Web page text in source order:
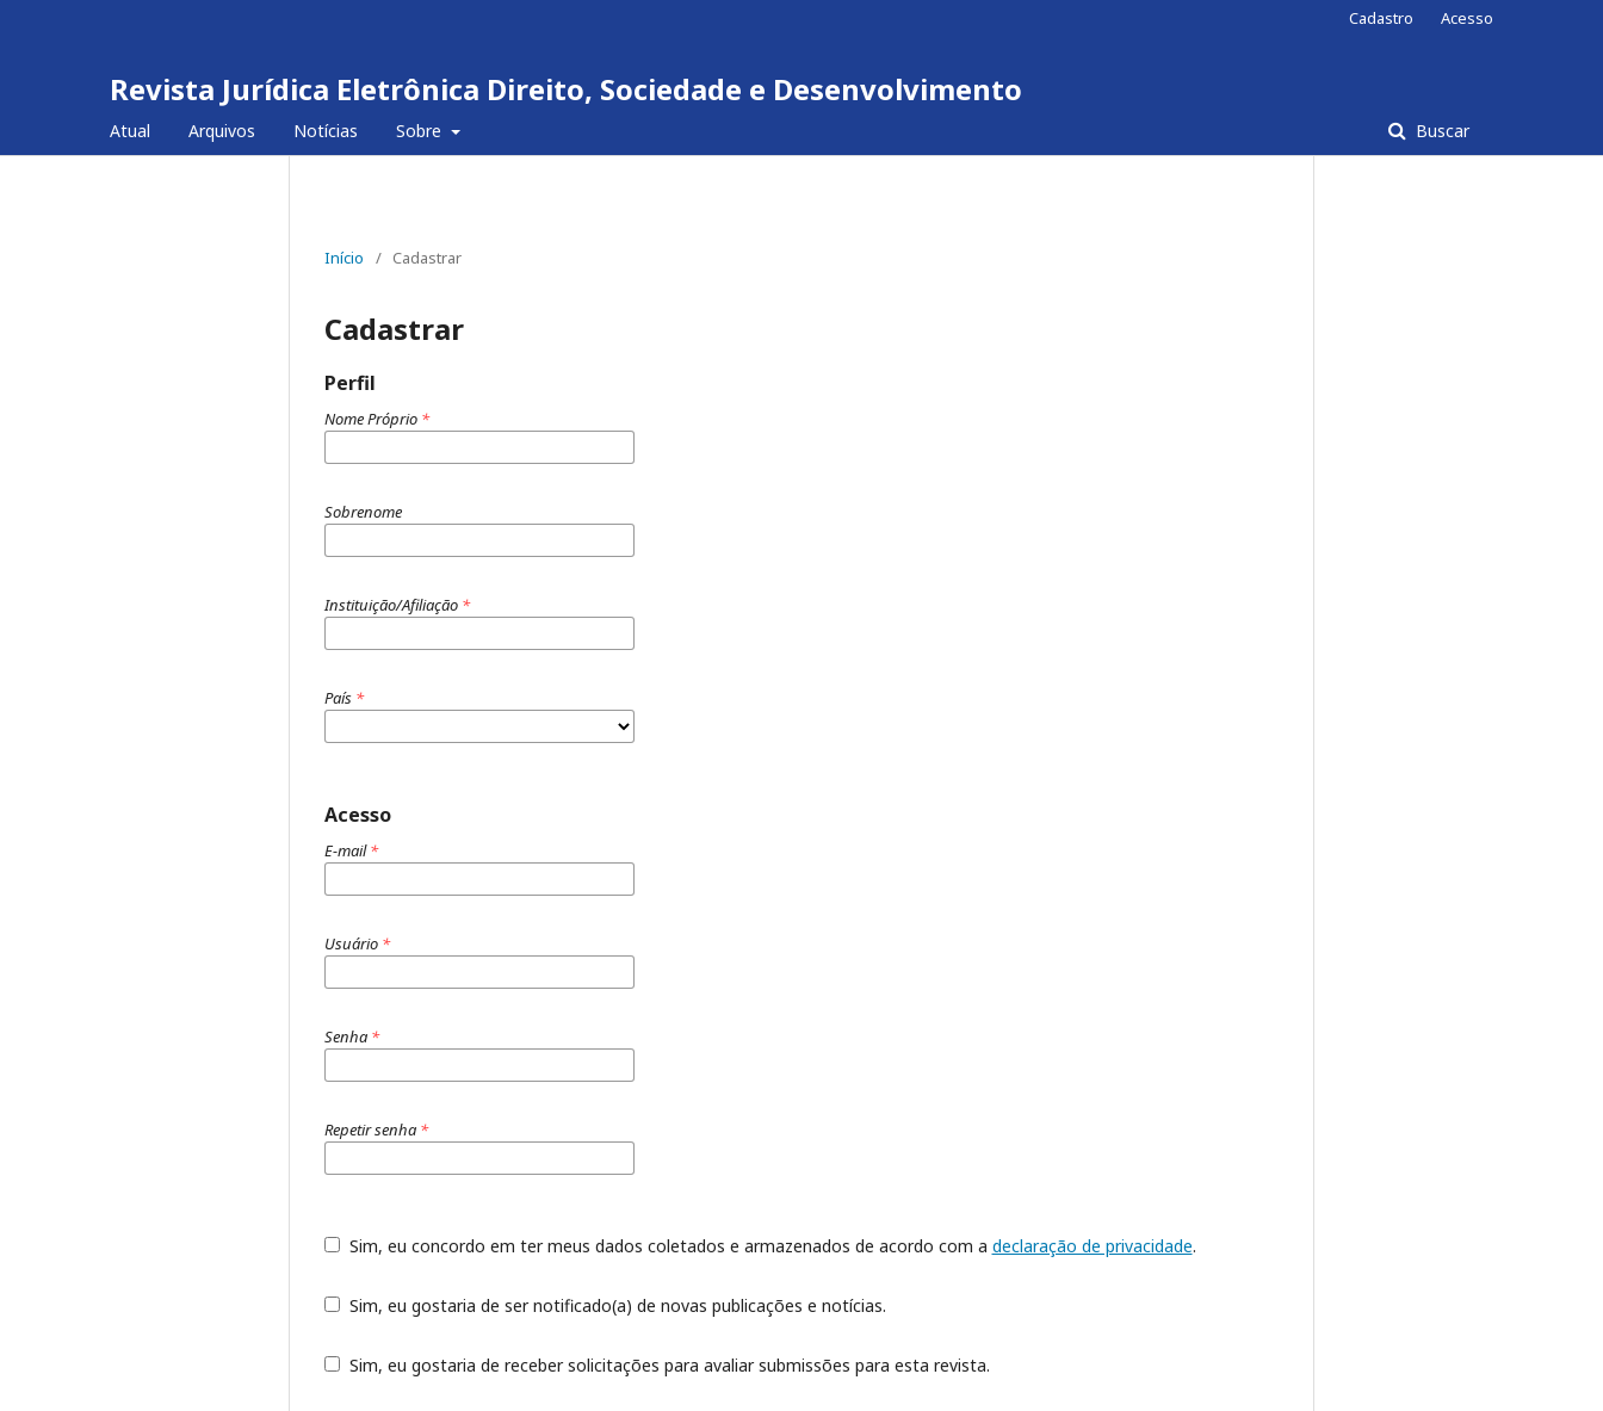
Revista Jurídica Eletrônica Direito, Sociedade e Desenvolvimento
Atual Arquivos Notícias Sobre Buscar
Cadastro Acesso
Início / Cadastrar
Cadastrar
Perfil
Nome Próprio *
Sobrenome
Instituição/Afiliação *
País *
Acesso
E-mail*
Usuário *
Senha *
Repetir senha *
Sim, eu concordo em ter meus dados coletados e armazenados de acordo com a declaração de privacidade.
Sim, eu gostaria de ser notificado(a) de novas publicações e notícias.
Sim, eu gostaria de receber solicitações para avaliar submissões para esta revista.